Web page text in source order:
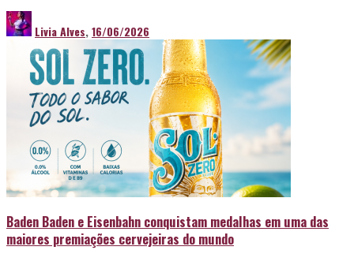
Livia Alves,16/06/2026
Baden Baden e Eisenbahn conquistam medalhas em uma das
maiores premiações cervejeiras do mundo